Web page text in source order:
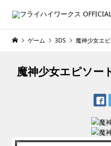
ゲーム 3DS 魔神少女エ
魔神少女エピソー